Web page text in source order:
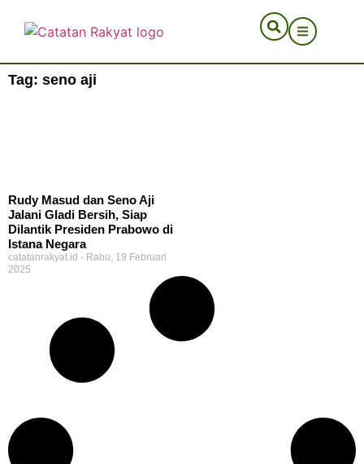
Tag: seno aji
Rudy Masud dan Seno Aji
Jalani Gladi Bersih, Siap
Dilantik Presiden Prabowo di
Istana Negara
catatanrakyat.id
Rabu, 19 Februari
2025